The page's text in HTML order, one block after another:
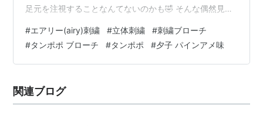
足元を注視することなんてないのかも🤣 そんな偶然見つ
みました♪ 今回は、鮮やかな黄色の『タンポポ ブロー
チ』をご紹介します。 ※「エアリー(airy)刺繍」について
はこちらをご覧ください。
#エアリー(airy)刺繍 #立体刺繍 #刺繍ブローチ
#タンポポ ブローチ #タンポポ #夕子 パインアメ味
関連ブログ